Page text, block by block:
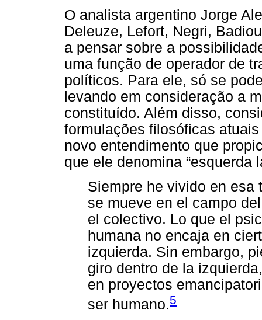
O analista argentino Jorge
Deleuze, Lefort, Negri,
a pensar sobre a
uma função de operador de
políticos. Para ele, só se
levando em consideração a
constituído. Além disso,
formulações filosóficas
novo entendimento que
que ele denomina “esquerda
Siempre he vivido en esa
se mueve en el campo
el colectivo. Lo que el
humana no encaja en
izquierda. Sin embargo,
giro dentro de la
en proyectos
ser humano.5